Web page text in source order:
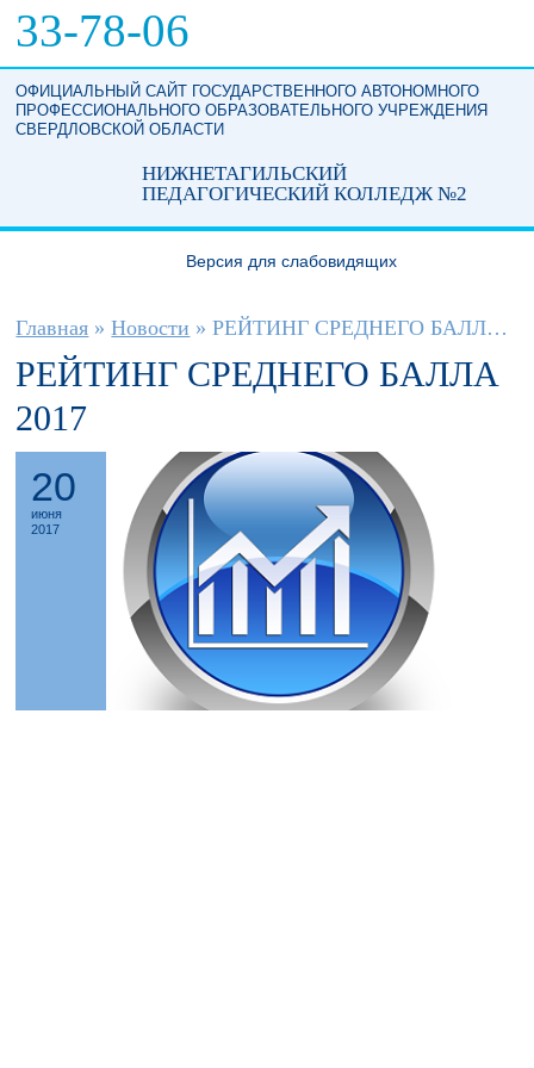
33-78-06
ОФИЦИАЛЬНЫЙ САЙТ ГОСУДАРСТВЕННОГО АВТОНОМНОГО
ПРОФЕССИОНАЛЬНОГО ОБРАЗОВАТЕЛЬНОГО УЧРЕЖДЕНИЯ
СВЕРДЛОВСКОЙ ОБЛАСТИ
НИЖНЕТАГИЛЬСКИЙ
ПЕДАГОГИЧЕСКИЙ КОЛЛЕДЖ №2
Версия для слабовидящих
Вы здесь
Главная » Новости » РЕЙТИНГ СРЕДНЕГО БАЛЛА 2017
РЕЙТИНГ СРЕДНЕГО БАЛЛА
2017
20
июня
2017